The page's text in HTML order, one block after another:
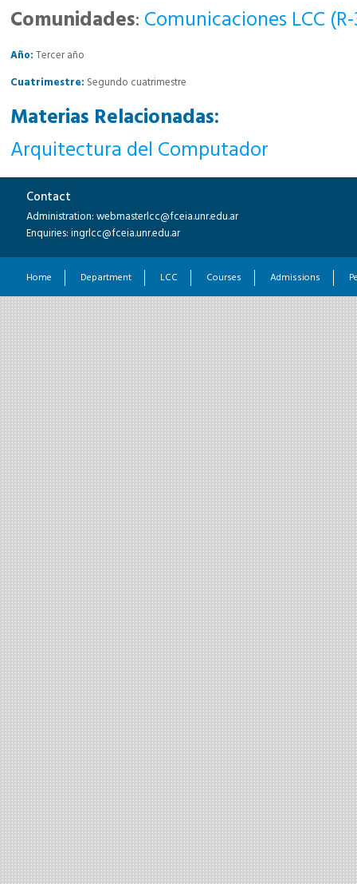
Comunidades:Comunicaciones LCC
Año:Tercer año
Cuatrimestre: Segundo cuatrimestre
Materias Relacionadas:
Arquitectura del Computador
Contact
Administration: webmasterlcc@fceia.unr.edu.ar
Enquiries: ingrlcc@fceia.unr.edu.ar
Home Department LCC Courses Admissions